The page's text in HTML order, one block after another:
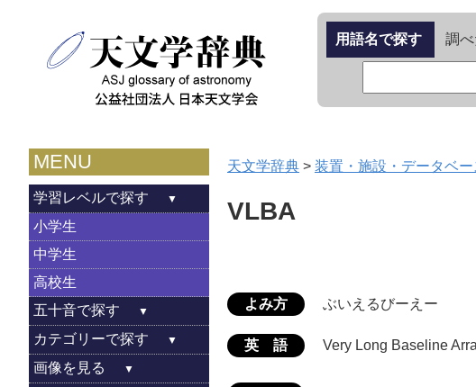
用語名で探す 調
MENU
学習レベルで探す
小学生
中学生
高校生
五十音で探す
カテゴリーで探す
画像を見る
天文学辞典 > 装置・施設・データベー
VLBA
よみ方 ぶいえるびーえー
英 語 Very Long Baseline